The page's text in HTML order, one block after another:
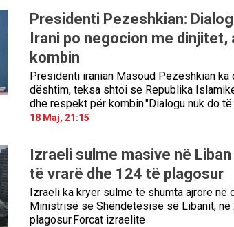
Presidenti Pezeshkian:
Irani po negocion me
kombin
Presidenti iranian Masoud Pezeshkian
dështim, teksa shtoi se Republika
dhe respekt për kombin."Dialogu nuk do
18 Maj, 21:15
Izraeli sulme masive në
të vrarë dhe 124 të plagosur
Izraeli ka kryer sulme të shumta ajrore në
Ministrisë së Shëndetësisë së Libanit,
plagosur.Forcat izraelite